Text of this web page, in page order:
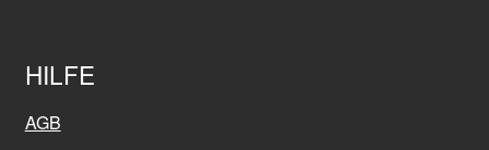
HILFE
AGB